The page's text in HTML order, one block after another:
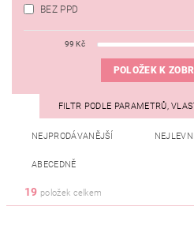
BEZ PPD
99 Kč
POLOŽEK K
FILTR PODLE PARAMETRŮ,
NEJPRODÁVANĚJŠÍ
ABECEDNĚ
19 položek celkem